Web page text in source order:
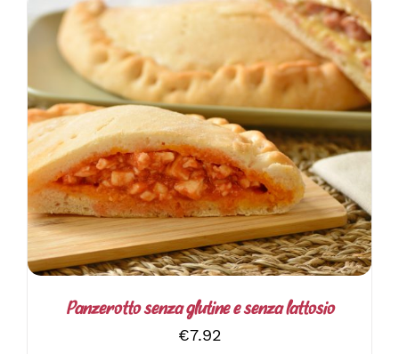
SCEGLI QUESTO
PRODOTTO
HA
PIÙ
VARIANTI.
LE
OPZIONI
POSSONO
SCELTE
NELLA
PAGINA
/ DETTAGLI
Panzerotto senza glutine e senza lattosio
€7.92